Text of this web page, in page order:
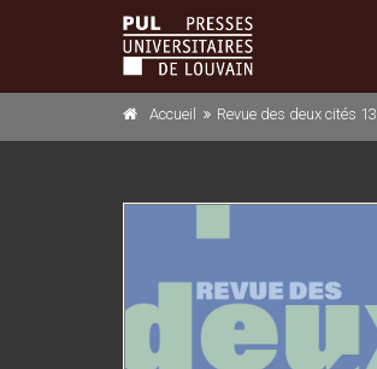
Accueil Revue des deux cités 13/2024